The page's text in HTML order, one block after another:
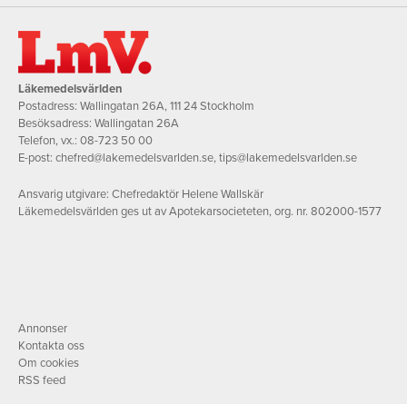
Läkemedelsvärlden
Postadress: Wallingatan 26A, 111 24 Stockholm
Besöksadress: Wallingatan 26A
Telefon, vx.: 08-723 50 00
E-post: chefred@lakemedelsvarlden.se,tips@lakemedelsvarlden.se
Ansvarig utgivare: Chefredaktör Helene Wallskär
Läkemedelsvärlden ges ut av Apotekarsocieteten, org. nr. 802000-1577
Annonser
Kontakta oss
Om cookies
RSS feed